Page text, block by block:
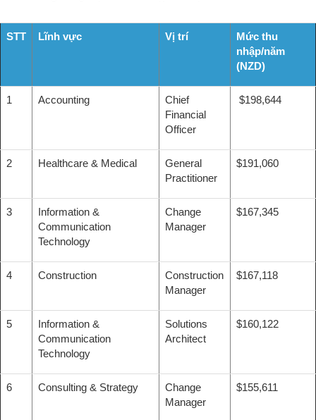
STT Lĩnh vực Vị trí
Mức thu
nhập/năm
(NZD)
1 Accounting
Chief
Financial
Officer
$198,644
2 Healthcare & Medical
General
Practitioner
$191,060
3
Information &
Communication
Technology
Change
Manager
$167,345
4 Construction
Construction
Manager
$167,118
5
Information &
Communication
Technology
Solutions
Architect
$160,122
6 Consulting & Strategy
Change
Manager
$155,611